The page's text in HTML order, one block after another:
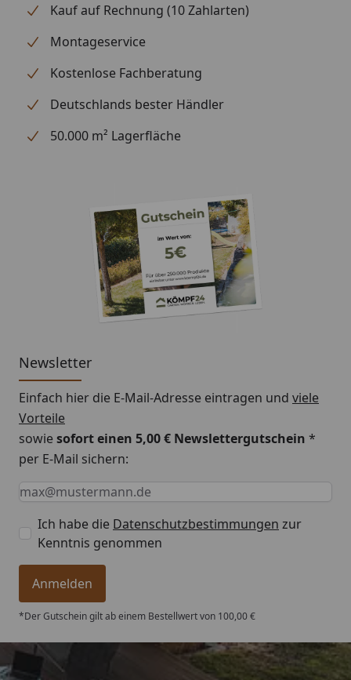
Kauf auf Rechnung (10 Zahlarten)
Montageservice
Kostenlose Fachberatung
Deutschlands bester Händler
50.000 m² Lagerfläche
Newsletter
Einfach hier die E-Mail-Adresse eintragen und viele
Vorteile
sowiesofort einen 5,00 € Newslettergutschein *
per E-Mail sichern:
Keine Eingabe erforderlich
Eingabe erforderlich
E-Mail *
Ich habe die Datenschutzbestimmungen zur
Kenntnis genommen
Anmelden
*Der Gutschein gilt ab einem Bestellwert von 100,00 €